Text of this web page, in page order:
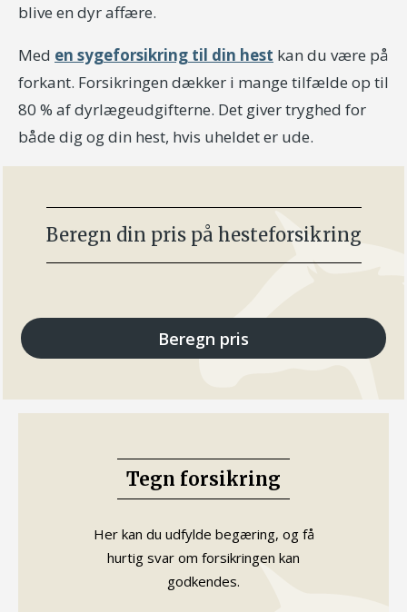
Tegn forsikring
Her kan du udfylde begæring, og få
hurtig svar om forsikringen kan
godkendes.
blive en dyr affære.
Med en sygeforsikring til din hest kan du være på
forkant. Forsikringen dækker i mange tilfælde op til
80 % af dyrlægeudgifterne. Det giver tryghed for
både dig og din hest, hvis uheldet er ude.
Beregn din pris på hesteforsikring
Beregn pris